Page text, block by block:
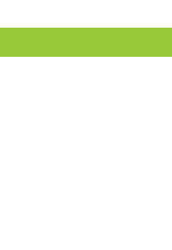
は、日本の広葉樹の代表格とも言える「...